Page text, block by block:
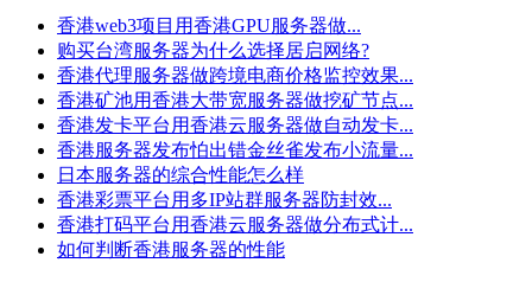
香港web3项目用香港GPU服务器做...
购买台湾服务器为什么选择居启网络?
香港代理服务器做跨境电商价格监控效果...
香港矿池用香港大带宽服务器做挖矿节点...
香港发卡平台用香港云服务器做自动发卡...
香港服务器发布怕出错金丝雀发布小流量...
日本服务器的综合性能怎么样
香港彩票平台用多IP站群服务器防封效...
香港打码平台用香港云服务器做分布式计...
如何判断香港服务器的性能